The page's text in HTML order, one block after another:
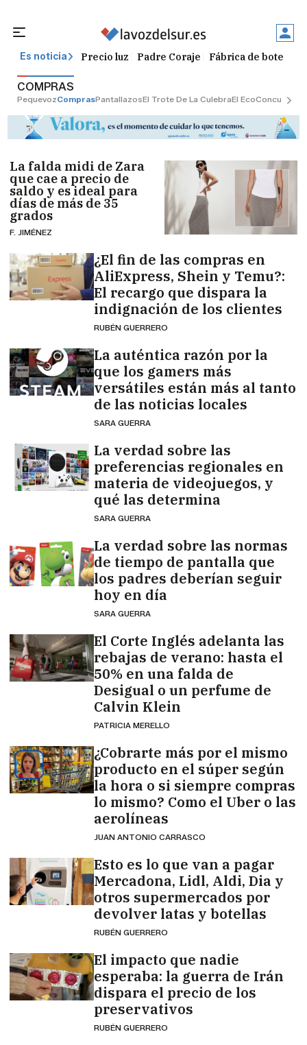
Es noticia Precio luz Padre Coraje Fábrica de botellas
COMPRAS
PequevozComprasPantallazosEl Trote De La CulebraEl EcoConcursos
La falda midi de Zara
que cae a precio de
saldo y es ideal para
días de más de 35
grados
F. JIMÉNEZ
¿El fin de las compras en
AliExpress, Shein y Temu?:
El recargo que dispara la
indignación de los clientes
RUBÉN GUERRERO
La auténtica razón por la
que los gamers más
versátiles están más al tanto
de las noticias locales
SARA GUERRA
La verdad sobre las
preferencias regionales en
materia de videojuegos, y
qué las determina
SARA GUERRA
La verdad sobre las normas
de tiempo de pantalla que
los padres deberían seguir
hoy en día
SARA GUERRA
El Corte Inglés adelanta las
rebajas de verano: hasta el
50% en una falda de
Desigual o un perfume de
Calvin Klein
PATRICIA MERELLO
¿Cobrarte más por el mismo
producto en el súper según
la hora o si siempre compras
lo mismo? Como el Uber o las
aerolíneas
JUAN ANTONIO CARRASCO
Esto es lo que van a pagar
Mercadona, Lidl, Aldi, Dia y
otros supermercados por
devolver latas y botellas
RUBÉN GUERRERO
El impacto que nadie
esperaba: la guerra de Irán
dispara el precio de los
preservativos
RUBÉN GUERRERO